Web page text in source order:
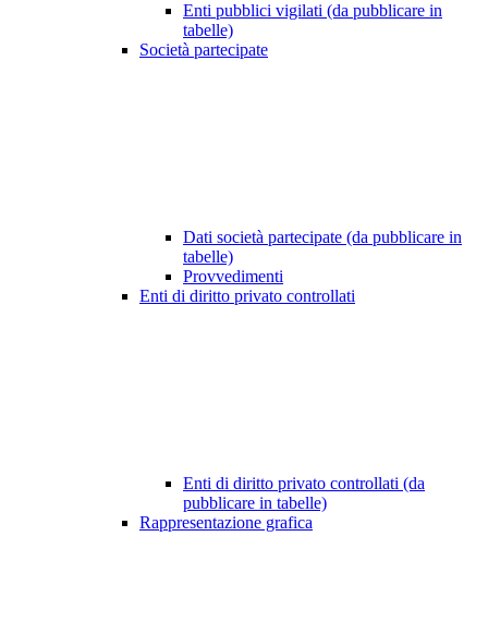
Enti pubblici vigilati (da pubblicare in
tabelle)
Società partecipate
Dati società partecipate (da pubblicare in
tabelle)
Provvedimenti
Enti di diritto privato controllati
Enti di diritto privato controllati (da
pubblicare in tabelle)
Rappresentazione grafica